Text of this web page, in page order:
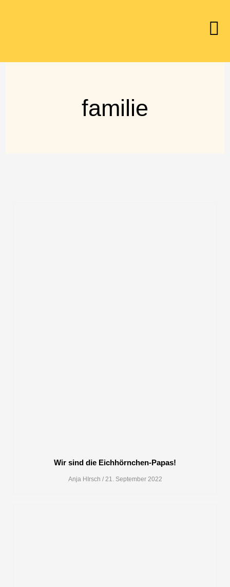
familie
Wir sind die Eichhörnchen-Papas!
Anja HIrsch 21. September 2022